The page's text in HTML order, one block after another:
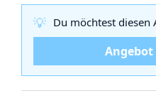
💡 Du möchtest diesen